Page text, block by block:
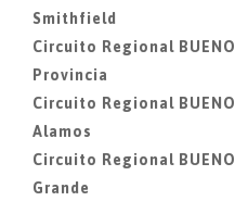
Smithfield
Circuito Regional
Provincia
Circuito Regional
Alamos
Circuito Regional
Grande